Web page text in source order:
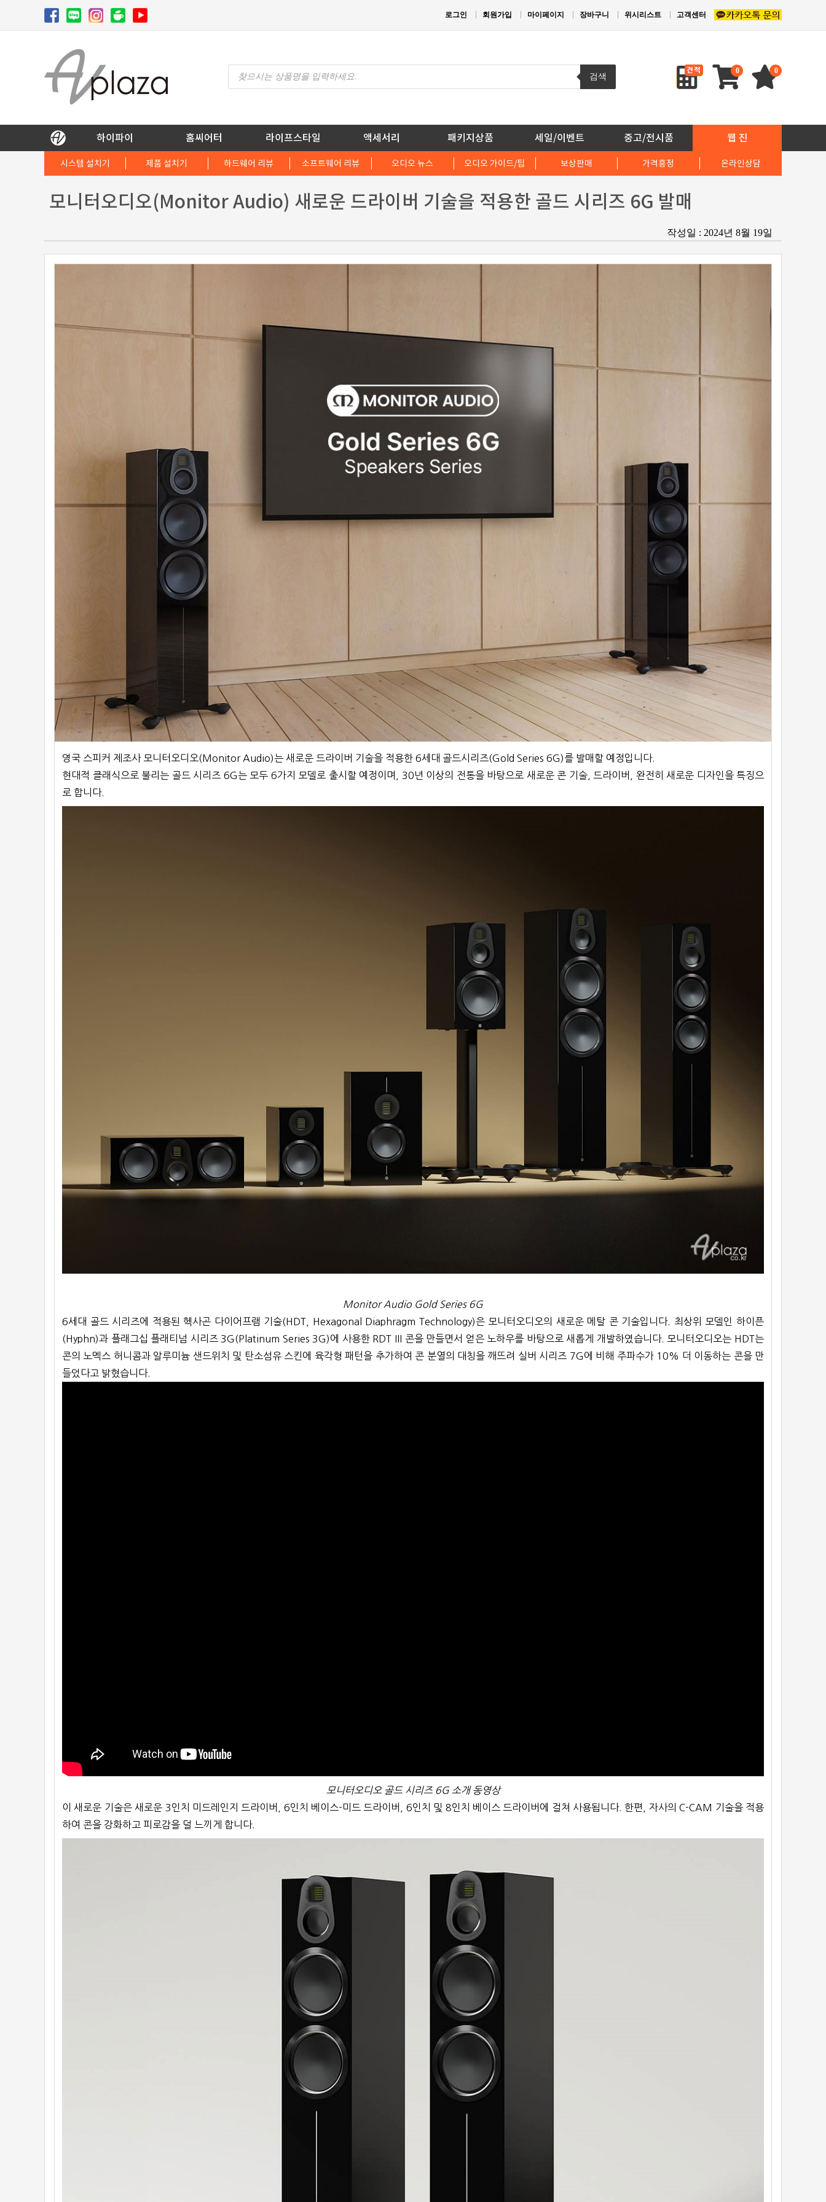
로그인 회원가입 마이페이지 장바구니 위시리스트 고객센터
Products
search
검색
0 0
하이파이 홈씨어터 라이프스타일 액세서리 패키지상품 세일/이벤트 중고/전시품 웹 진
시스템 설치기 제품 설치기 하드웨어 리뷰 소프트웨어 리뷰 오디오 뉴스 오디오 가이드/팁 보상판매 가격흥정 온라인상담
모니터오디오(Monitor Audio) 새로운 드라이버 기술을 적용한 골드 시리즈 6G 발매
작성일 : 2024년 8월 19일
영국 스피커 제조사 모니터오디오(Monitor Audio)는 새로운 드라이버 기술을 적용한 6세대 골드시리즈(Gold Series 6G)를 발매할 예정입니다.
현대적 클래식으로 불리는 골드 시리즈 6G는 모두 6가지 모델로 출시할 예정이며, 30년 이상의 전통을 바탕으로 새로운 콘 기술, 드라이버, 완전히 새로운 디자인을 특징으
로 합니다.
Monitor Audio Gold Series 6G
6세대 골드 시리즈에 적용된 헥사곤 다이어프램 기술(HDT, Hexagonal Diaphragm Technology)은 모니터오디오의 새로운 메탈 콘 기술입니다. 최상위 모델인 하이픈
(Hyphn)과 플래그십 플래티넘 시리즈 3G(Platinum Series 3G)에 사용한 RDT III 콘을 만들면서 얻은 노하우를 바탕으로 새롭게 개발하였습니다. 모니터오디오는 HDT는
콘의 노멕스 허니콤과 알루미늄 샌드위치 및 탄소섬유 스킨에 육각형 패턴을 추가하여 콘 분열의 대칭을 깨뜨려 실버 시리즈 7G에 비해 주파수가 10% 더 이동하는 콘을 만
들었다고 밝혔습니다.
모니터오디오 골드 시리즈 6G 소개 동영상
이 새로운 기술은 새로운 3인치 미드레인지 드라이버, 6인치 베이스-미드 드라이버, 6인치 및 8인치 베이스 드라이버에 걸쳐 사용됩니다. 한편, 자사의 C-CAM 기술을 적용
하여 콘을 강화하고 피로감을 덜 느끼게 합니다.